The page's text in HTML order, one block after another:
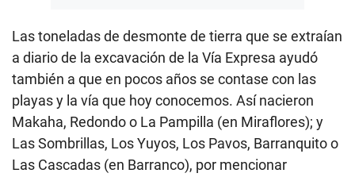
Las toneladas de desmonte de tierra que se extraían
a diario de la excavación de la Vía Expresa ayudó
también a que en pocos años se contase con las
playas y la vía que hoy conocemos. Así nacieron
Makaha, Redondo o La Pampilla (en Miraflores); y
Las Sombrillas, Los Yuyos, Los Pavos, Barranquito o
Las Cascadas (en Barranco), por mencionar